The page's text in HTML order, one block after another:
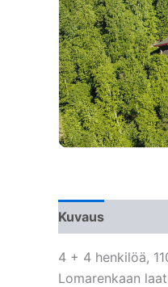
Kuvaus
4 + 4 henkilöä,
Lomarenkaan